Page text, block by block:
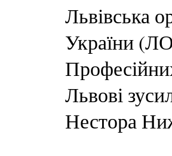
Львівська
України
Львові
Нестора